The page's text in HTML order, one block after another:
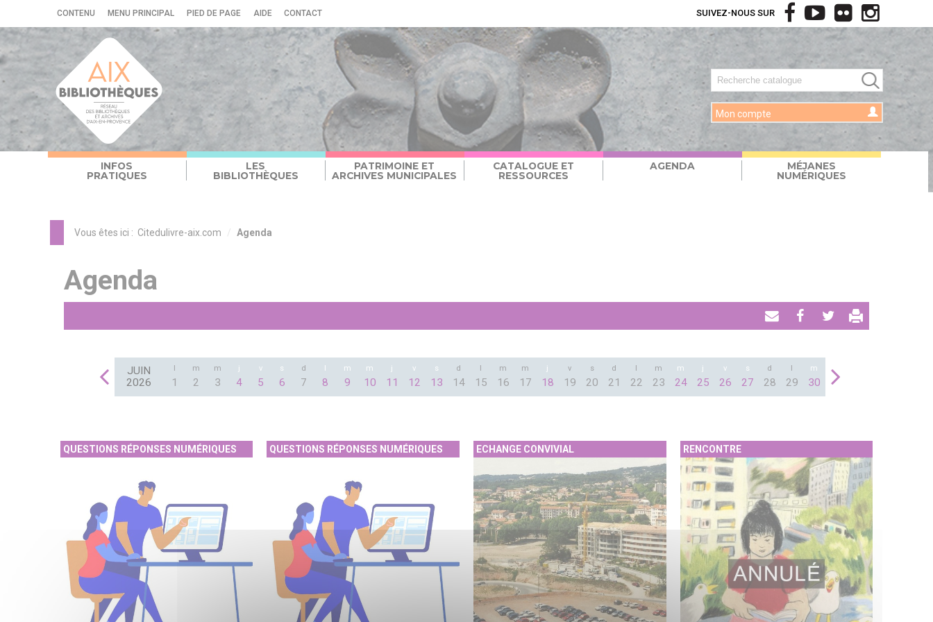
CONTENU MENU PRINCIPAL PIED DE PAGE AIDE CONTACT
Mon compte
INFOS
PRATIQUES
LES
BIBLIOTHÈQUES
PATRIMOINE ET
ARCHIVES MUNICIPALES
CATALOGUE ET
RESSOURCES
AGENDA
MÉJANES
NUMÉRIQUES
SUIVEZ-NOUS SUR
Vous êtes ici : Citedulivre-aix.com Agenda
Agenda
Envoyer
email
PartagerTweeter
JUIN
2026
l
1
m
2
m
3
j
4
v
5
s
6
d
7
l
8
m
9
m
10
j
11
v
12
s
13
d
14
l
15
m
16
m
17
j
18
v
19
s
20
d
21
l
22
m
23
m
24
j
25
v
26
s
27
d
28
l
29
m
30
QUESTIONS RÉPONSES NUMÉRIQUES QUESTIONS RÉPONSES NUMÉRIQUES ECHANGE CONVIVIAL RENCONTRE